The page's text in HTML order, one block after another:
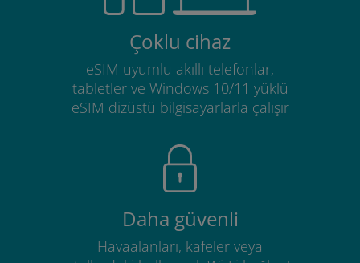
Çoklu cihaz
eSIM uyumlu akıllı telefonlar,
tabletler ve Windows 10/11 yüklü
eSIM dizüstü bilgisayarlarla çalışır
Daha güvenli
Havaalanları, kafeler veya